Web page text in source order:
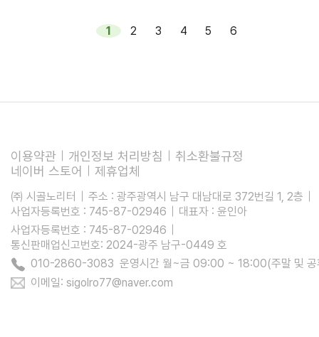
1 2 3 4 5 6
이용약관 개인정보 처리방침
취소환불규정
네이버 스토어
제휴업체
㈜ 시골노리터
주소 : 광주광역시 남구 대남대로 372번길 1, 2층
사업자등록번호 : 745-87-02946
대표자 : 윤인아
사업자등록번호 : 745-87-02946
통신판매업신고번호: 2024-광주 남구-0449 호
010-2860-3083 운영시간 월~금 09:00 ~ 18:00(주말 및 공
이메일: sigolro77@naver.com